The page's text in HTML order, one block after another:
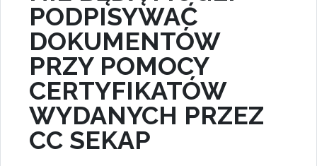
PODPISYWAĆ
DOKUMENTÓW
PRZY POMOCY
CERTYFIKATÓW
WYDANYCH PRZEZ
CC SEKAP